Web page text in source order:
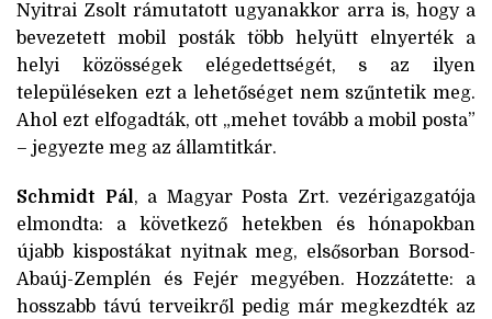
Nyitrai Zsolt rámutatott ugyanakkor arra is, hogy a
bevezetett mobil posták több helyütt elnyerték a
helyi közösségek elégedettségét, s az ilyen
településeken ezt a lehetőséget nem szűntetik meg.
Ahol ezt elfogadták, ott „mehet tovább a mobil posta”
– jegyezte meg az államtitkár.
Schmidt Pál, a Magyar Posta Zrt. vezérigazgatója
elmondta: a következő hetekben és hónapokban
újabb kispostákat nyitnak meg, elsősorban Borsod-
Abaúj-Zemplén és Fejér megyében. Hozzátette: a
hosszabb távú terveikről pedig már megkezdték az